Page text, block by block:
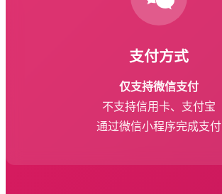
支付方式
仅支持微信支付
不支持信用卡、支付宝
通过微信小程序完成支付